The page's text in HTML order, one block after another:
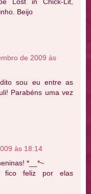
Lost in Chick-Lit,
Beijo
de 2009 às
sou eu entre as
Parabéns uma vez
às 18:14
*__*~
fico feliz por elas